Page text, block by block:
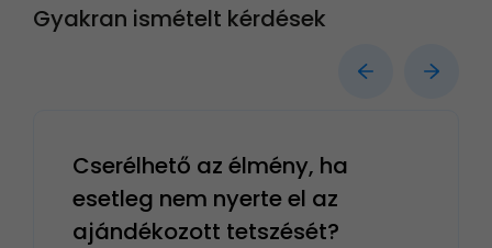
Gyakran ismételt kérdések
Cserélhető az élmény, ha
esetleg nem nyerte el az
ajándékozott tetszését?